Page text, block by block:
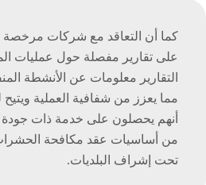
كما أن التعاقد مع شركات مرخصة
على تقارير مفصلة حول عمليات
التقارير معلومات عن الأنشطة
مما يعزز من شفافية العملية ويتيح
أنهم يحصلون على خدمة ذات جودة
من أساسيات عقد مكافحة
تحت إشراف البلديات.